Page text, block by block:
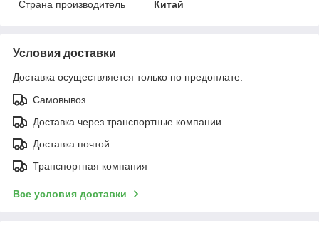
Страна производитель
Китай
Условия доставки
Доставка осуществляется только по предоплате.
Самовывоз
Доставка через транспортные компании
Доставка почтой
Транспортная компания
Все условия доставки